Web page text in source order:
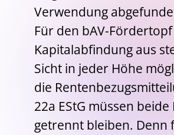
Verwendung
Für den bAV-
Kapitalabfindung aus
Sicht in jeder Höhe
die
22a EStG müssen
getrennt bleiben. Denn